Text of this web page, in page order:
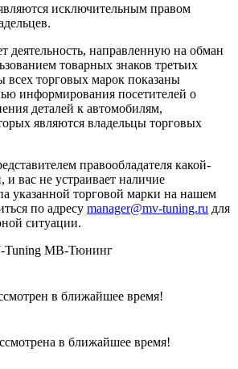
исключительным правом
деятельность, направленную на обман
товарных знаков третьих
всех торговых марок показаны
информирования посетителей о
деталей к автомобилям,
являются владельцы торговых
правообладателя какой-
и вас не устраивает наличие
указанной торговой марки на нашем
по адресу manager@mv-tuning.ru для
ситуации.
Tuning МВ-Тюнинг
в ближайшее время!
в ближайшее время!